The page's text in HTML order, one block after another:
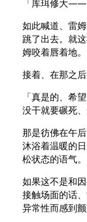
「库珥修大――
如此喊道、雷
跳了出去。就
姆咬着唇着地。
接着、在那之
「真是的、希
没干就要碾死
那是彷佛在午
沐浴着温暖的
松状态的语气。
如果这不是和
接触场面的话
异常性而感到颤